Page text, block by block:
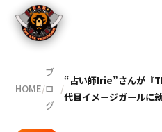
HOME/
ブ
ロ
グ
/
“占い師Irie”さんが『
代目イメージガールに